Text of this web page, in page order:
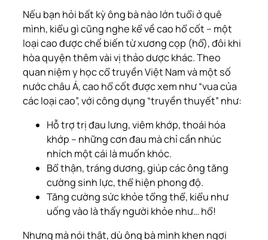
Nếu bạn hỏi bất kỳ ông bà nào lớn tuổi ở quê
mình, kiểu gì cũng nghe kể về cao hổ cốt – một
loại cao được chế biến từ xương cọp (hổ), đôi khi
hòa quyện thêm vài vị thảo dược khác. Theo
quan niệm y học cổ truyền Việt Nam và một số
nước châu Á, cao hổ cốt được xem như “vua của
các loại cao”, với công dụng “truyền thuyết” như:
Hỗ trợ trị đau lưng, viêm khớp, thoái hóa
khớp – những cơn đau mà chỉ cần nhúc
nhích một cái là muốn khóc.
Bổ thận, tráng dương, giúp các ông tăng
cường sinh lực, thể hiện phong độ.
Tăng cường sức khỏe tổng thể, kiểu như
uống vào là thấy người khỏe như… hổ!
Nhưng mà nói thật, dù ông bà mình khen ngợi